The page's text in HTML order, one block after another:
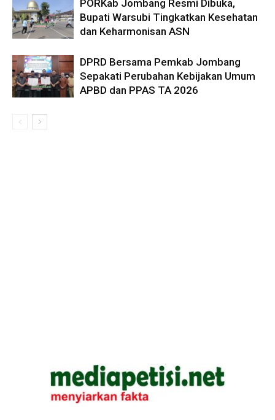
PORKab Jombang Resmi Dibuka,
Bupati Warsubi Tingkatkan Kesehatan
dan Keharmonisan ASN
DPRD Bersama Pemkab Jombang
Sepakati Perubahan Kebijakan Umum
APBD dan PPAS TA 2026